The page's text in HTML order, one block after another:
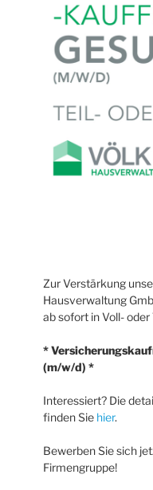
Zur Verstärkung
Hausverwaltung
ab sofort in Voll-
*
(m/w/d) *
Interessiert? Die
finden Sie hier.
Bewerben Sie sich
Firmengruppe!